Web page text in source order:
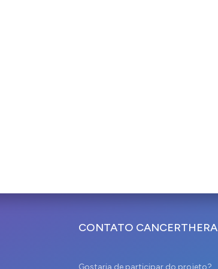
CONTATO CANCERTHERA
Gostaria de participar do projeto?